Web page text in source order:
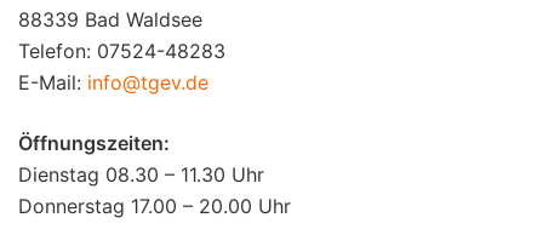
88339 Bad Waldsee
Telefon: 07524-48283
E-Mail: info@tgev.de
Öffnungszeiten:
Dienstag 08.30 – 11.30 Uhr
Donnerstag 17.00 – 20.00 Uhr